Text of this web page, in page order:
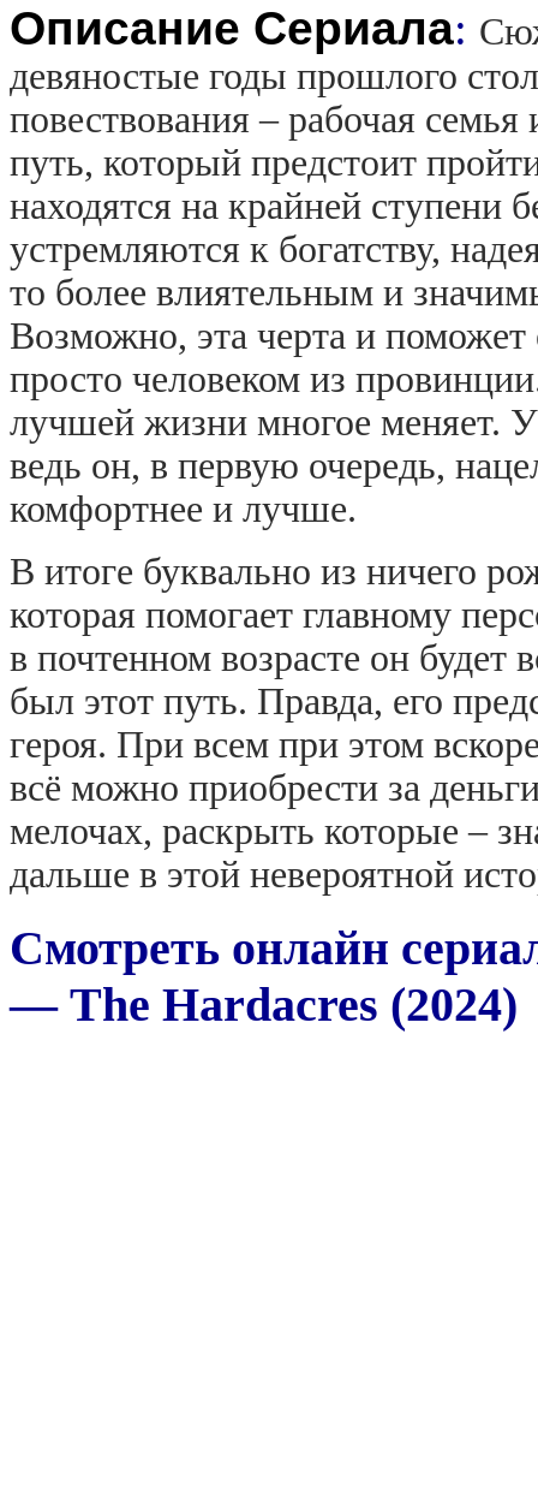
Описание Сериала:
девяностые годы прошлого
повествования – рабочая
путь, который предстоит
находятся на крайней ступени
устремляются к богатству,
то более влиятельным и
Возможно, эта черта и
просто человеком из
лучшей жизни многое меняет.
ведь он, в первую очередь,
комфортнее и лучше.
В итоге буквально из ничего
которая помогает главному
в почтенном возрасте он
был этот путь. Правда, его
героя. При всем при этом
всё можно приобрести за
мелочах, раскрыть которые –
дальше в этой невероятной
Смотреть онлайн
— The Hardacres (2024)